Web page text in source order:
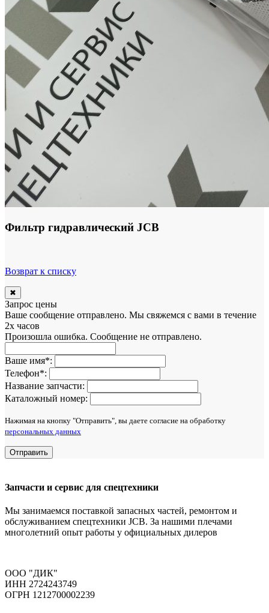
Фильтр гидравлический JCB
Возврат к списку
✖
Запрос цены
Ваше сообщение отправлено. Мы свяжемся с вами в течение
2х часов
Произошла ошибка. Сообщение не отправлено.
Ваше имя*:
Телефон*:
Название запчасти:
Каталожный номер:
Нажимая на кнопку "Отправить", вы даете согласие на обработку
персональных данных
Отправить
Запчасти и сервис для спецтехники
Мы занимаемся поставкой запасных частей, ремонтом и
обслуживанием спецтехники JCB. За нашими плечами
многолетний опыт работы у официальных дилеров
ООО "ДИК"
ИНН 2724243749
ОГРН 1212700002239